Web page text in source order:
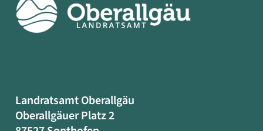
Landratsamt Oberallgäu
Oberallgäuer Platz 2